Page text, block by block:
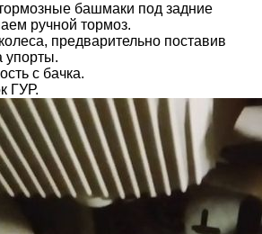
башмаки под задние
ручной тормоз.
предварительно поставив
упорты.
с бачка.
ГУР.